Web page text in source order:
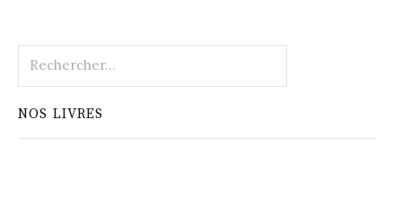
NOS LIVRES